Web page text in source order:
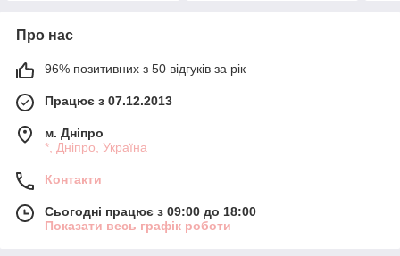
Про нас
96% позитивних з 50 відгуків за рік
Працює з 07.12.2013
м. Дніпро
*, Дніпро, Україна
Контакти
Сьогодні працює з 09:00 до 18:00
Показати весь графік роботи